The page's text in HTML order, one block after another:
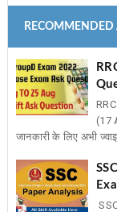
RECOMMENDED
(17
जानकारी के लिए अभी